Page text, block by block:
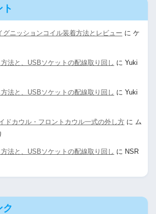
グニッションコイル装着方法とレビュー に ケ
法と、USBソケットの配線取り回し に Yuki
法と、USBソケットの配線取り回し に Yuki
ドカウル・フロントカウル一式の外し方 に ム
法と、USBソケットの配線取り回し に NSR
ク